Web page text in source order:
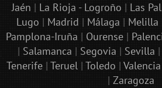
Jaén | La Rioja - Logroño | Las
Lugo | Madrid | Málaga | Melilla
Pamplona-Iruña | Ourense |
| Salamanca | Segovia | Sevilla |
Tenerife| Teruel| Toledo | Valencia
| Zaragoza